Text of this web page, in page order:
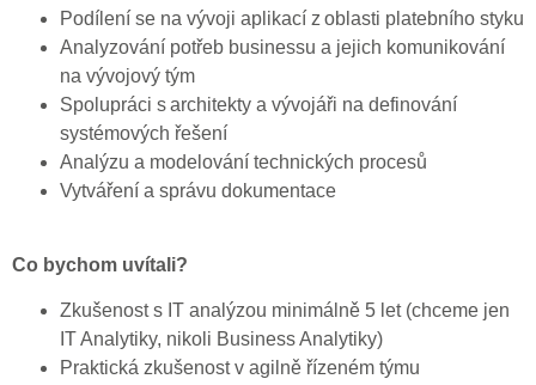
Podílení se na vývoji aplikací z oblasti platebního styku
Analyzování potřeb businessu a jejich komunikování
na vývojový tým
Spolupráci s architekty a vývojáři na definování
systémových řešení
Analýzu a modelování technických procesů
Vytváření a správu dokumentace
Co bychom uvítali?
Zkušenost s IT analýzou minimálně 5 let (chceme jen
IT Analytiky, nikoli Business Analytiky)
Praktická zkušenost v agilně řízeném týmu